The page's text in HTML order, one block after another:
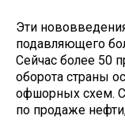
Эти
подавляющего
Сейчас более 50
оборота страны
офшорных схем.
по продаже